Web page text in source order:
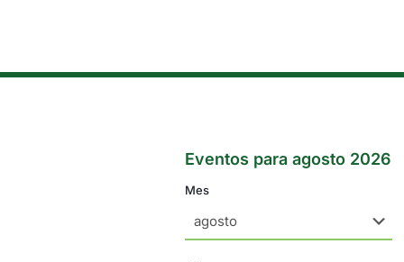
Eventos para agosto 2026
Mes